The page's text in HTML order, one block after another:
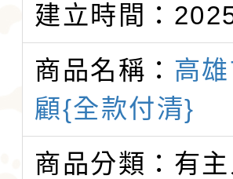
建立時間：
商品名稱： 高
顧{全款付清}
商品分類：有